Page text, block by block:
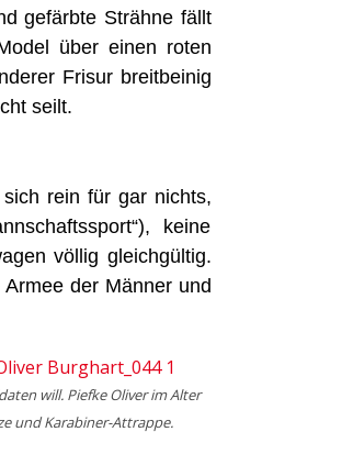
gefärbte Strähne fällt
über einen roten
Frisur breitbeinig
seilt.
rein für gar nichts,
keine
völlig gleichgültig.
der Männer und
will. Piefke Oliver im Alter
und Karabiner-Attrappe.